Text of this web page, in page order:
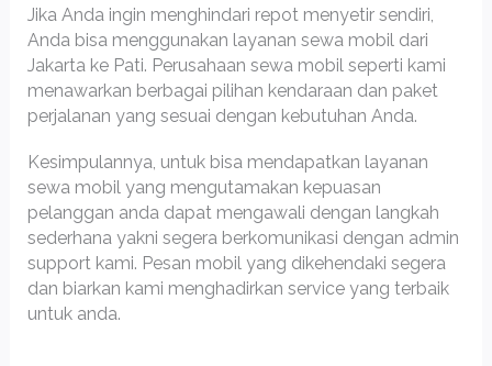
Jika Anda ingin menghindari repot menyetir sendiri,
Anda bisa menggunakan layanan sewa mobil dari
Jakarta ke Pati. Perusahaan sewa mobil seperti kami
menawarkan berbagai pilihan kendaraan dan paket
perjalanan yang sesuai dengan kebutuhan Anda.
Kesimpulannya, untuk bisa mendapatkan layanan
sewa mobil yang mengutamakan kepuasan
pelanggan anda dapat mengawali dengan langkah
sederhana yakni segera berkomunikasi dengan admin
support kami. Pesan mobil yang dikehendaki segera
dan biarkan kami menghadirkan service yang terbaik
untuk anda.